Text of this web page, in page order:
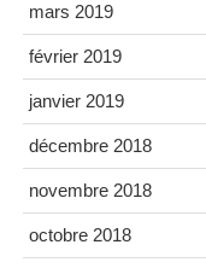
mars 2019
février 2019
janvier 2019
décembre 2018
novembre 2018
octobre 2018